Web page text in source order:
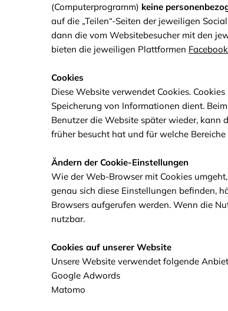
(Computerprogramm) keine
auf die „Teilen“-Seiten der jeweiligen
dann die vom Websitebesucher mit den
bieten die jeweiligen Plattformen Facebook
Cookies
Diese Website verwendet Cookies.
Speicherung von Informationen dient.
Benutzer die Website später wieder, kann
früher besucht hat und für welche
Ändern der Cookie-Einstellungen
Wie der Web-Browser mit Cookies
genau sich diese Einstellungen befinden,
Browsers aufgerufen werden. Wenn die
nutzbar.
Cookies auf unserer Website
Unsere Website verwendet folgende
Google Adwords
Matomo